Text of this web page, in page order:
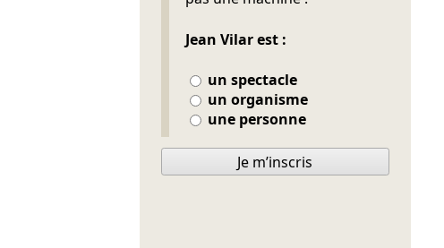
Jean Vilar est :
un spectacle
un organisme
une personne
Je m’inscris